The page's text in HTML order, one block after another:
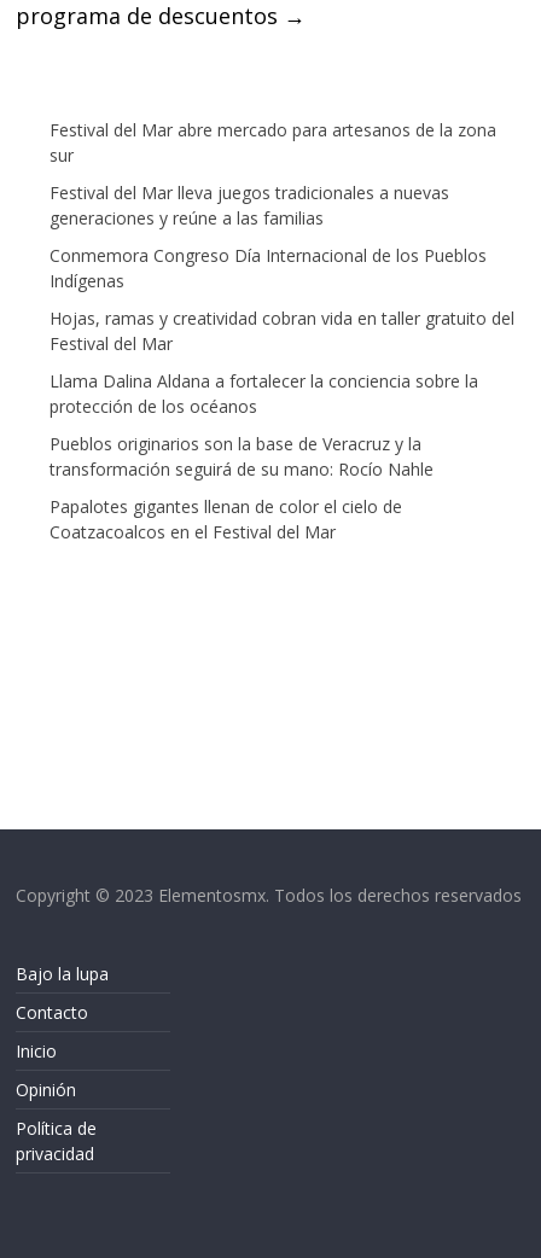
programa de descuentos →
Festival del Mar abre mercado para artesanos de la zona
sur
Festival del Mar lleva juegos tradicionales a nuevas
generaciones y reúne a las familias
Conmemora Congreso Día Internacional de los Pueblos
Indígenas
Hojas, ramas y creatividad cobran vida en taller gratuito del
Festival del Mar
Llama Dalina Aldana a fortalecer la conciencia sobre la
protección de los océanos
Pueblos originarios son la base de Veracruz y la
transformación seguirá de su mano: Rocío Nahle
Papalotes gigantes llenan de color el cielo de
Coatzacoalcos en el Festival del Mar
Copyright © 2023 Elementosmx. Todos los derechos reservados
Bajo la lupa
Contacto
Inicio
Opinión
Política de
privacidad